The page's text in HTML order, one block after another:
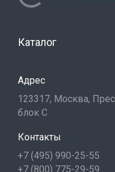
Каталог
Адрес
123317, Москва,
блок С
Контакты
+7 (495) 990-25-55
+7 (800) 775-29-59